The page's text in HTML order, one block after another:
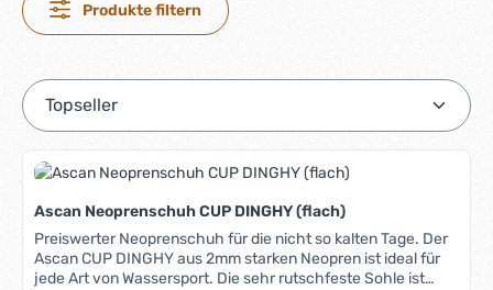
Produkte filtern
Ascan Neoprenschuh CUP DINGHY (flach)
Preiswerter Neoprenschuh für die nicht so kalten Tage. Der
Ascan CUP DINGHY aus 2mm starken Neopren ist ideal für
jede Art von Wassersport. Die sehr rutschfeste Sohle ist